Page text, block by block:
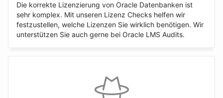
Die korrekte Lizenzierung von Oracle Datenbanken ist
sehr komplex. Mit unseren Lizenz Checks helfen wir
festzustellen, welche Lizenzen Sie wirklich benötigen. Wir
unterstützen Sie auch gerne bei Oracle LMS Audits.